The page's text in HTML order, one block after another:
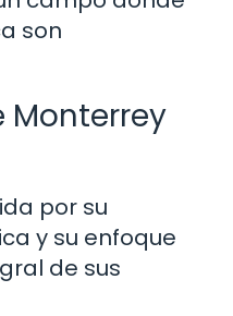
son
Monterrey
por su
y su enfoque
de sus